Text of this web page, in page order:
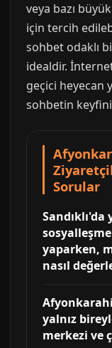
veya bazı
için tercih
sohbet odaklı
idealdir.
geçici heyecan
sohbetin
Sorular
Sandıklı'da
yaparken,
nasıl
yalnız
merkezi ve